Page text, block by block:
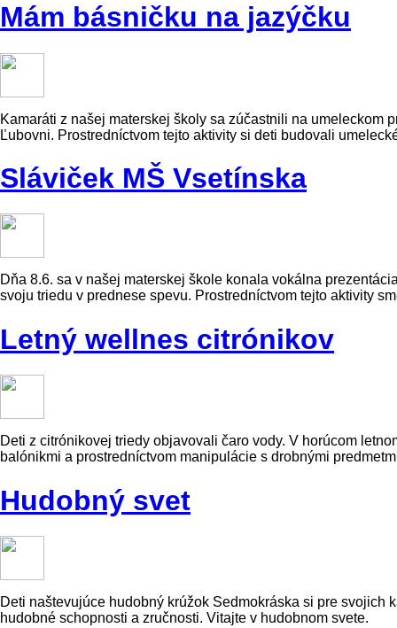
Mám básničku na jazýčku
Kamaráti z našej materskej školy sa zúčastnili na umeleckom
Ľubovni. Prostredníctvom tejto aktivity si deti budovali
Sláviček MŠ Vsetínska
Dňa 8.6. sa v našej materskej škole konala vokálna
svoju triedu v prednese spevu. Prostredníctvom tejto aktivity
Letný wellnes citrónikov
Deti z citrónikovej triedy objavovali čaro vody. V horúcom
balónikmi a prostredníctvom manipulácie s drobnými
Hudobný svet
Deti naštevujúce hudobný krúžok Sedmokráska si pre
hudobné schopnosti a zručnosti. Vitajte v hudobnom svete.